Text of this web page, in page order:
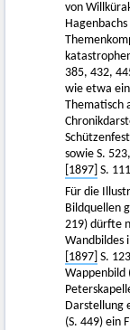
von
385, 432,
wie etwa
Thematisch
sowie S.
[1897] S.
Für die
Bildquellen
219) dürfte
Wandbildes
[1897] S.
Wappenbild
Darstellung
(S. 449) ein